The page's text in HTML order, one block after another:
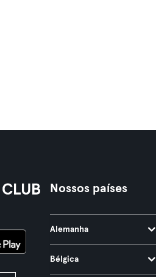
Nossos países
Alemanha
Bélgica